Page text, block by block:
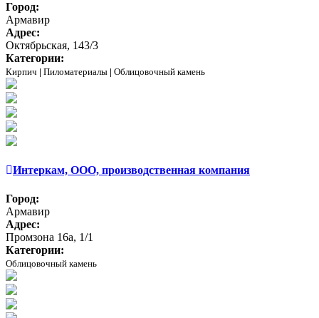
Город:
Армавир
Адрес:
Октябрьская, 143/3
Категории:
Кирпич | Пиломатериалы | Облицовочный камень
Интеркам, ООО, производственная компания
Город:
Армавир
Адрес:
Промзона 16а, 1/1
Категории:
Облицовочный камень